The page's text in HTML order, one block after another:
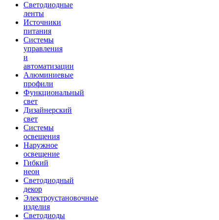
Светодиодные
ленты
Источники
питания
Системы
управления
и
автоматизации
Алюминиевые
профили
Функциональный
свет
Дизайнерский
свет
Системы
освещения
Наружное
освещение
Гибкий
неон
Светодиодный
декор
Электроустановочные
изделия
Светодиоды